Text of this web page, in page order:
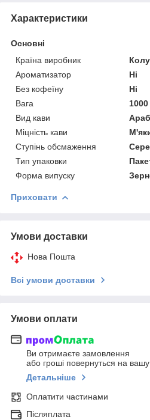
Характеристики
Основні
Країна виробник
Ароматизатор
Ні
Без кофеїну
Ні
Вага
1000
Вид кави
Міцність кави
Ступінь обсмаження
Тип упаковки
Форма випуску
Приховати
Умови доставки
Нова Пошта
Всі умови доставки
Умови оплати
Ви отримаєте замовлення
або гроші повернуться на вашу
Детальніше
Оплатити частинами
Післяплата